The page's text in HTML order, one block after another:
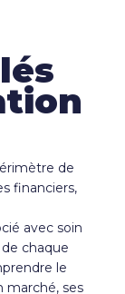
de
financiers,
avec soin
chaque
le
marché, ses